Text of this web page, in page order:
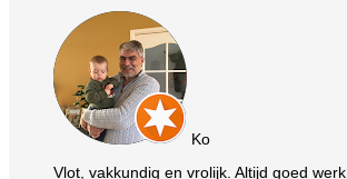
Ko
Vlot, vakkundig en vrolijk. Altijd goed werk.